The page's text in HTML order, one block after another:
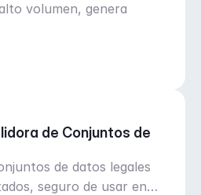
volumen, genera
de Conjuntos de
de datos legales
seguro de usar en